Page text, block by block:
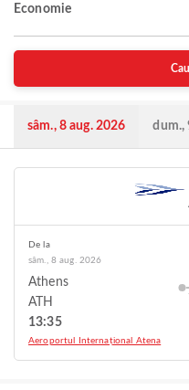
Economie
sâm., 8 aug. 2026 dum.,
De la
sâm., 8 aug. 2026
Athens
ATH
13:35
Aeroportul Internațional Atena